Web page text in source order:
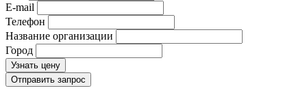
E-mail
Телефон
Название организации
Город
Узнать цену
Отправить запрос